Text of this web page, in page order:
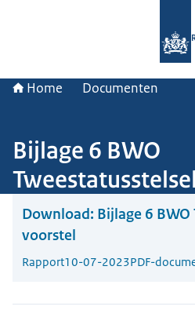
Home Documenten
Bijlage 6 BWO
Download: Bijlage 6
voorstel
Rapport10-07-2023PDF-